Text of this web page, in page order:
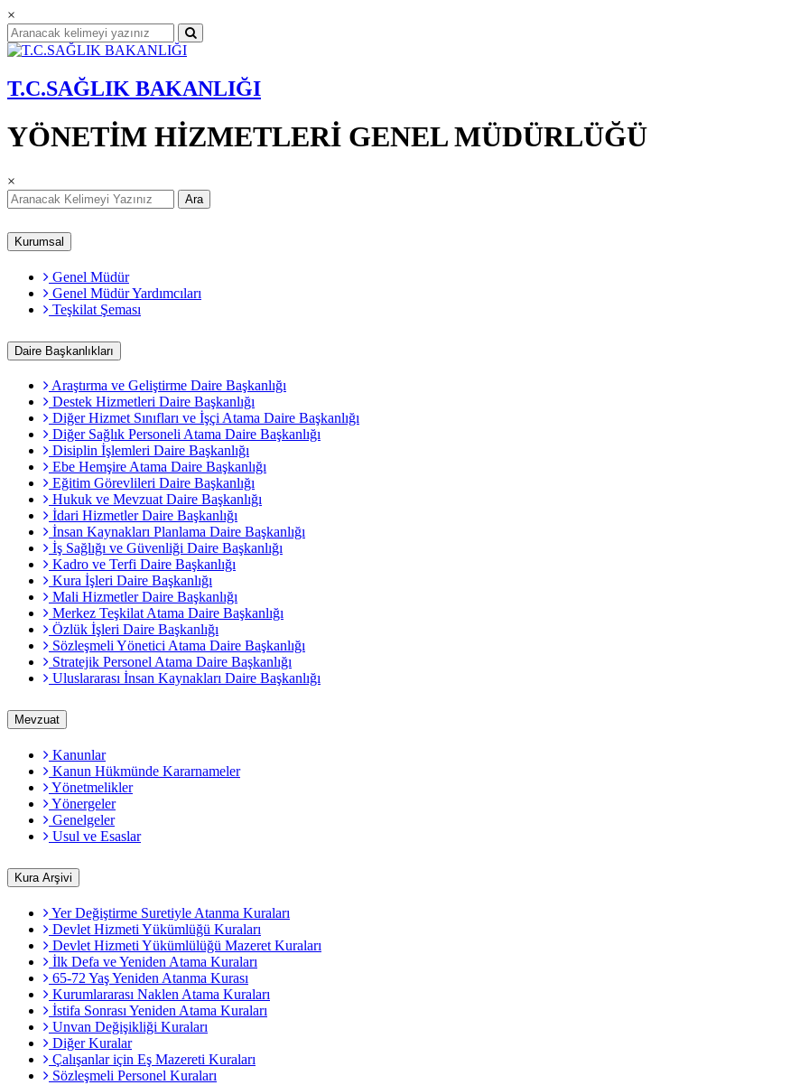
×
T.C.SAĞLIK BAKANLIĞI
YÖNETİM HİZMETLERİ GENEL MÜDÜRLÜĞÜ
×
Ara
Kurumsal
Genel Müdür
Genel Müdür Yardımcıları
Teşkilat Şeması
Daire Başkanlıkları
Araştırma ve Geliştirme Daire Başkanlığı
Destek Hizmetleri Daire Başkanlığı
Diğer Hizmet Sınıfları ve İşçi Atama Daire Başkanlığı
Diğer Sağlık Personeli Atama Daire Başkanlığı
Disiplin İşlemleri Daire Başkanlığı
Ebe Hemşire Atama Daire Başkanlığı
Eğitim Görevlileri Daire Başkanlığı
Hukuk ve Mevzuat Daire Başkanlığı
İdari Hizmetler Daire Başkanlığı
İnsan Kaynakları Planlama Daire Başkanlığı
İş Sağlığı ve Güvenliği Daire Başkanlığı
Kadro ve Terfi Daire Başkanlığı
Kura İşleri Daire Başkanlığı
Mali Hizmetler Daire Başkanlığı
Merkez Teşkilat Atama Daire Başkanlığı
Özlük İşleri Daire Başkanlığı
Sözleşmeli Yönetici Atama Daire Başkanlığı
Stratejik Personel Atama Daire Başkanlığı
Uluslararası İnsan Kaynakları Daire Başkanlığı
Mevzuat
Kanunlar
Kanun Hükmünde Kararnameler
Yönetmelikler
Yönergeler
Genelgeler
Usul ve Esaslar
Kura Arşivi
Yer Değiştirme Suretiyle Atanma Kuraları
Devlet Hizmeti Yükümlüğü Kuraları
Devlet Hizmeti Yükümlülüğü Mazeret Kuraları
İlk Defa ve Yeniden Atama Kuraları
65-72 Yaş Yeniden Atanma Kurası
Kurumlararası Naklen Atama Kuraları
İstifa Sonrası Yeniden Atama Kuraları
Unvan Değişikliği Kuraları
Diğer Kuralar
Çalışanlar için Eş Mazereti Kuraları
Sözleşmeli Personel Kuraları